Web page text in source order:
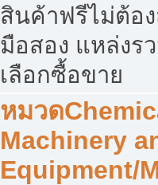
สินค้าฟรีไม่ต้อ
มือสอง แหล่งร
เลือกซื้อขาย
หมวด
Machinery
Equipment/